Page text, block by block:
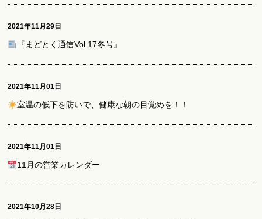
2021年11月29日
『まどとく通信Vol.17冬号』
2021年11月01日
室温の低下を防いで、健康な朝の目覚めを！！
2021年11月01日
11月の営業カレンダー
2021年10月28日